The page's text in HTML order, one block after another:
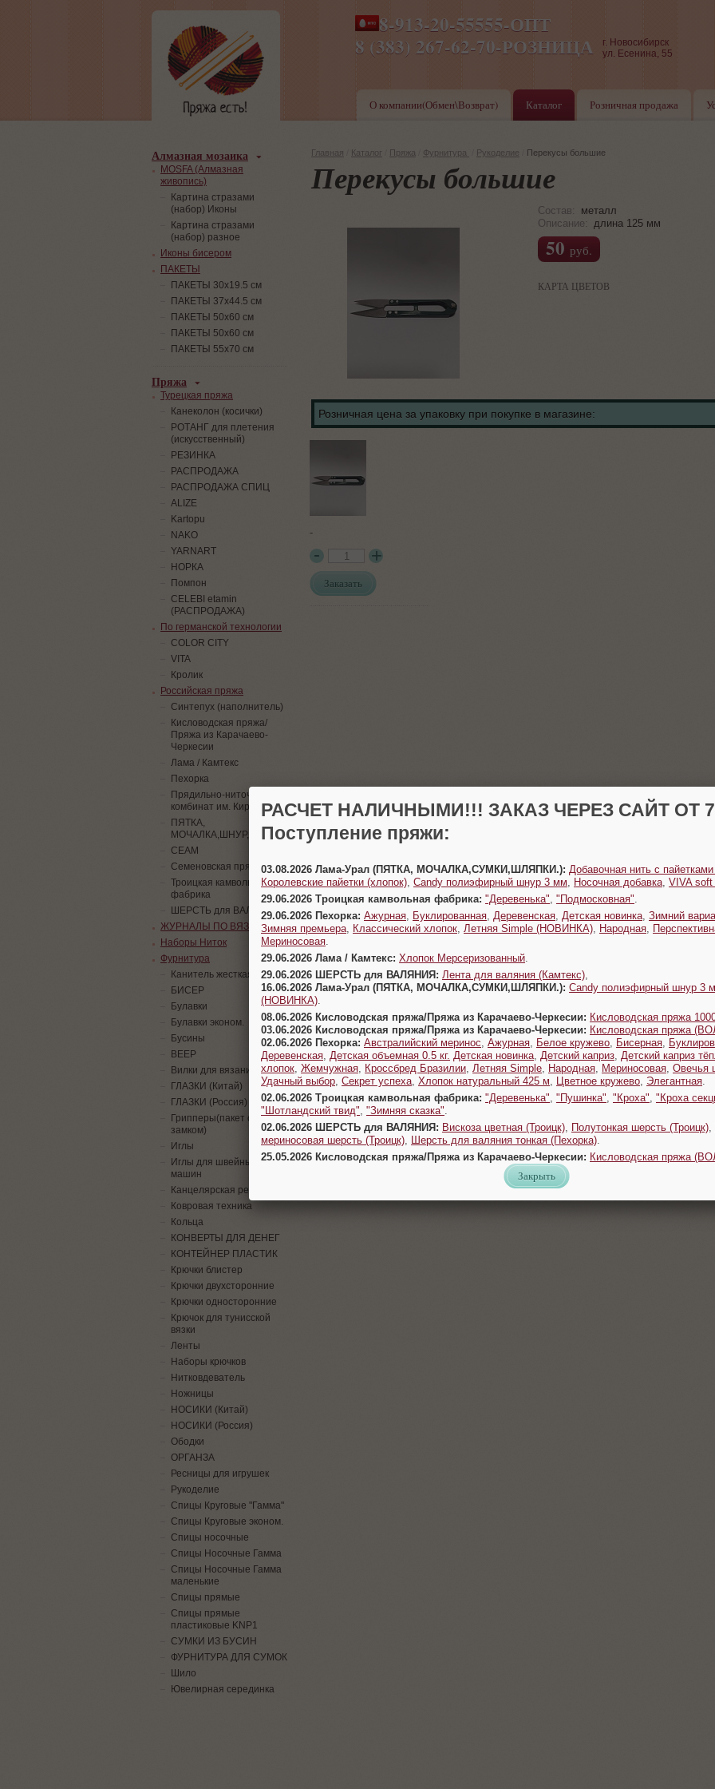
8-913-20-55555-ОПТ
8 (383) 267-62-70-РОЗНИЦА
ПН-ПТ 8-17,СБ-ВС 9-17
г. Новосибирск
ул. Есенина, 55
О компании(Обмен\Возврат) Каталог Розничная продажа
Главная Каталог Пряжа Фурнитура Рукоделие Перекусы большие
Перекусы большие
Состав:
металл
Описание: длина 125 мм
50 руб.
КАРТА ЦВЕТОВ
Розничная цена за упаковку при покупке в магазине:
-
Заказать
Алмазная мозаика
MOSFA (Алмазная
живопись)
Картина стразами
(набор) Иконы
Картина стразами
(набор) разное
Иконы бисером
ПАКЕТЫ
ПАКЕТЫ 30х19.5 см
ПАКЕТЫ 37х44.5 см
ПАКЕТЫ 50х60 см
ПАКЕТЫ 50х60 см
ПАКЕТЫ 55х70 см
Пряжа
Турецкая пряжа
Канеколон (косички)
РОТАНГ для плетения
(искусственный)
PЕЗИНКА
РАСПРОДАЖА
РАСПРОДАЖА СПИЦ
ALIZE
Kartopu
NAKO
YARNART
НОРКА
Помпон
СELEBI etamin
(РАСПРОДАЖА)
По германской технологии
COLOR CITY
VITA
Кролик
Российская пряжа
Синтепух (наполнитель)
Кисловодская пряжа/
Пряжа из Карачаево-
Черкесии
Лама / Камтекс
Пехорка
Прядильно-ниточный
комбинат им. Кирова
ПЯТКА,
МОЧАЛКА,ШНУР,ПАЙЕТКИ
СЕАМ
Семеновская пряжа
Троицкая камвольная
фабрика
ШЕРСТЬ для ВАЛЯНИЯ
ЖУРНАЛЫ ПО ВЯЗАНИЮ
Наборы Ниток
Фурнитура
Канитель жесткая
БИСЕР
Булавки
Булавки эконом.
Бусины
ВЕЕР
Вилки для вязания
ГЛАЗКИ (Китай)
ГЛАЗКИ (Россия)
Грипперы(пакет с
замком)
Иглы
Иглы для швейных
машин
Канцелярская резинка
Ковровая техника
Кольца
КОНВЕРТЫ ДЛЯ ДЕНЕГ
КОНТЕЙНЕР ПЛАСТИК
Крючки блистер
Крючки двухсторонние
Крючки односторонние
Крючок для тунисской
вязки
Ленты
Наборы крючков
Нитковдеватель
Ножницы
НОСИКИ (Китай)
НОСИКИ (Россия)
Ободки
ОРГАНЗА
Ресницы для игрушек
Рукоделие
Спицы Круговые "Гамма"
Спицы Круговые эконом.
Спицы носочные
Спицы Носочные Гамма
Спицы Носочные Гамма
маленькие
Спицы прямые
Спицы прямые
пластиковые KNP1
СУМКИ ИЗ БУСИН
ФУРНИТУРА ДЛЯ СУМОК
Шило
Ювелирная серединка
РАСЧЕТ НАЛИЧНЫМИ!!! ЗАКАЗ ЧЕРЕЗ САЙТ ОТ
Поступление пряжи:
03.08.2026 Лама-Урал (ПЯТКА, МОЧАЛКА,СУМКИ,ШЛЯПКИ.): Добавочная нить с
Королевские пайетки (хлопок) Candy полиэфирный шнур 3 мм Носочная добавка VIVA
29.06.2026 Троицкая камвольная фабрика: "Деревенька" "Подмосковная"
29.06.2026 Пехорка: Ажурная Буклированная Деревенская Детская новинка Зимний
Зимняя премьера
Классический хлопок Летняя Simple (НОВИНКА) Народная
Мериносовая
29.06.2026 Лама / Камтекс: Хлопок Мерсеризованный
29.06.2026 ШЕРСТЬ для ВАЛЯНИЯ: Лента для валяния (Камтекс)
16.06.2026 Лама-Урал (ПЯТКА, МОЧАЛКА,СУМКИ,ШЛЯПКИ.): Candy полиэфирный шнур 3
(НОВИНКА)
08.06.2026 Кисловодская пряжа/Пряжа из Карачаево-Черкесии: Кисловодская пряжа
03.06.2026 Кисловодская пряжа/Пряжа из Карачаево-Черкесии: Кисловодская пряжа
02.06.2026 Пехорка: Австралийский меринос Ажурная Белое кружево Бисерная
Деревенская Детская объемная 0.5 кг. Детская новинка Детский каприз Детский каприз
хлопок Жемчужная Кроссбред Бразилии Летняя Simple Народная Мериносовая Овечья
Удачный выбор Секрет успеха Хлопок натуральный 425 м Цветное кружево Элегантная
02.06.2026 Троицкая камвольная фабрика: "Деревенька" "Пушинка" "Кроха" "Кроха
"Шотландский твид" "Зимняя сказка"
02.06.2026 ШЕРСТЬ для ВАЛЯНИЯ: Вискоза цветная (Троицк) Полутонкая шерсть (Троицк)
мериносовая шерсть (Троицк)
Шерсть для валяния тонкая (Пехорка)
25.05.2026 Кисловодская пряжа/Пряжа из Карачаево-Черкесии: Кисловодская пряжа
Закрыть